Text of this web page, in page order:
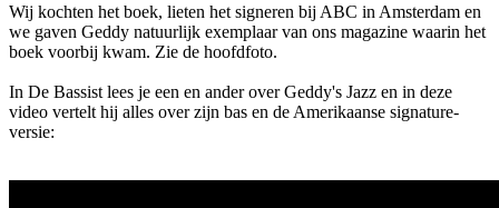
Wij kochten het boek, lieten het signeren bij ABC in Amsterdam en
we gaven Geddy natuurlijk exemplaar van ons magazine waarin het
boek voorbij kwam. Zie de hoofdfoto.
In De Bassist lees je een en ander over Geddy's Jazz en in deze
video vertelt hij alles over zijn bas en de Amerikaanse signature-
versie: